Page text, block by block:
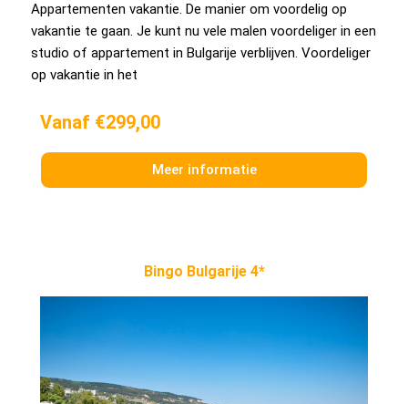
Appartementen vakantie. De manier om voordelig op
vakantie te gaan. Je kunt nu vele malen voordeliger in een
studio of appartement in Bulgarije verblijven. Voordeliger
op vakantie in het
Vanaf €299,00
Meer informatie
Bingo Bulgarije 4*